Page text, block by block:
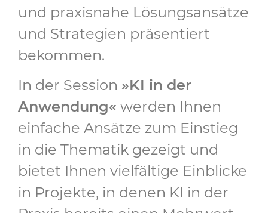
und praxisnahe Lösungsansätze
und Strategien präsentiert
bekommen.
In der Session »KI in der
Anwendung« werden Ihnen
einfache Ansätze zum Einstieg
in die Thematik gezeigt und
bietet Ihnen vielfältige Einblicke
in Projekte, in denen KI in der